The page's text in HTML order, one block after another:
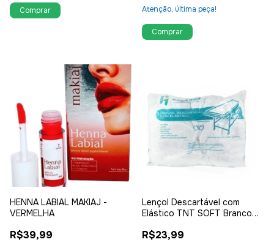
Comprar
Atenção, última peça!
HENNA LABIAL MAKIAJ -
VERMELHA
R$39,99
Lençol Descartável com
Elástico TNT SOFT Branco
R$23,99